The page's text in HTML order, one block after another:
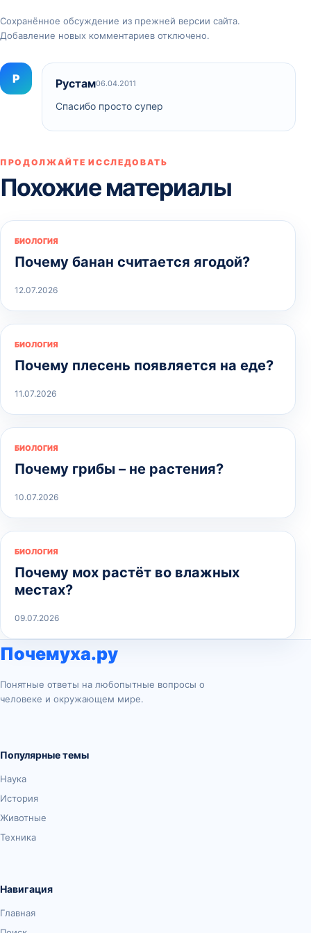
Сохранённое обсуждение из прежней версии сайта.
Добавление новых комментариев отключено.
Р Рустам06.04.2011
Спасибо просто супер
ПРОДОЛЖАЙТЕ ИССЛЕДОВАТЬ
Похожие материалы
БИОЛОГИЯ
Почему банан считается ягодой?
12.07.2026
БИОЛОГИЯ
Почему плесень появляется на еде?
11.07.2026
БИОЛОГИЯ
Почему грибы – не растения?
10.07.2026
БИОЛОГИЯ
Почему мох растёт во влажных
местах?
09.07.2026
Почемуха.ру
Понятные ответы на любопытные вопросы о
человеке и окружающем мире.
Популярные темы
Наука
История
Животные
Техника
Навигация
Главная